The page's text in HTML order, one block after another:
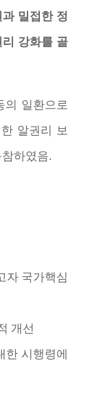
밀접한 정
강화를 골
의 일환으로
알권리 보
하였음.
자 국가핵심
개선
시행령에